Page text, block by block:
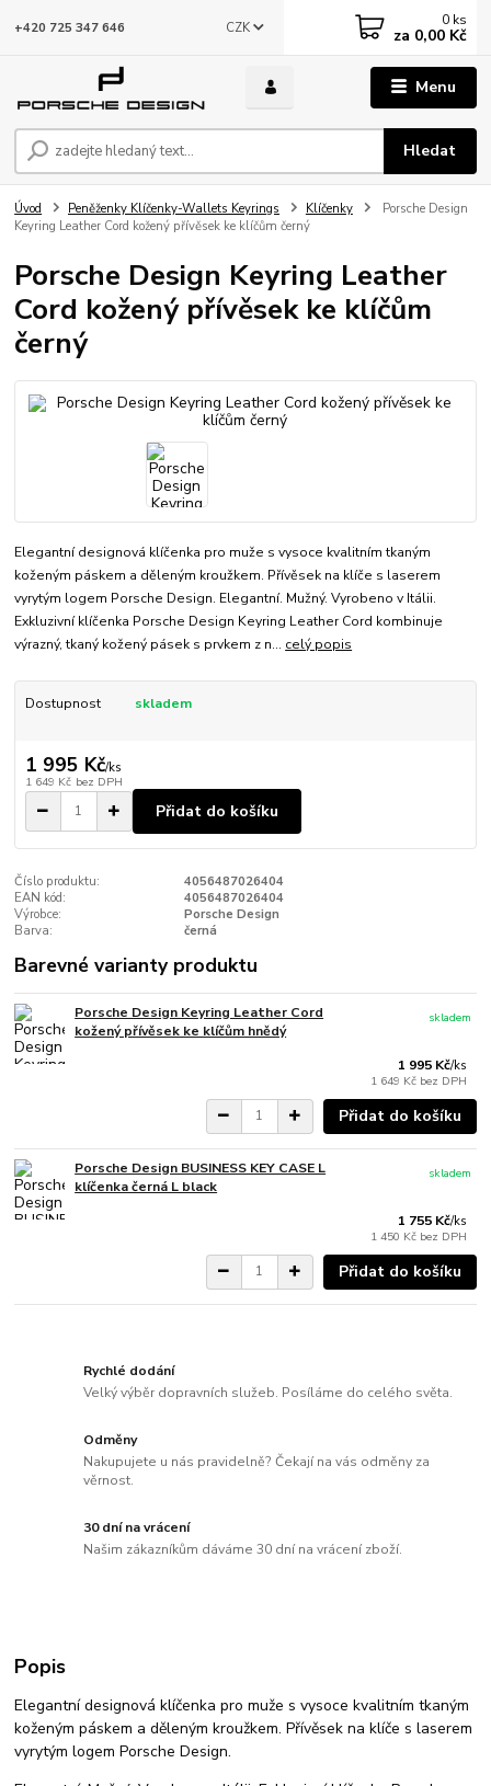
Menu
CZK
Hledat
+420 725 347 646 0 ks
za 0,00 Kč
Úvod Peněženky Klíčenky-Wallets Keyrings Klíčenky
Porsche Design
Keyring Leather Cord kožený přívěsek ke klíčům černý
Porsche Design Keyring Leather
Cord kožený přívěsek ke klíčům
černý
Elegantní designová klíčenka pro muže s vysoce kvalitním tkaným
koženým páskem a děleným kroužkem. Přívěsek na klíče s laserem
vyrytým logem Porsche Design. Elegantní. Mužný. Vyrobeno v Itálii.
Exkluzivní klíčenka Porsche Design Keyring Leather Cord kombinuje
výrazný, tkaný kožený pásek s prvkem z n... celý popis
Dostupnost skladem
1 995 Kč/ks
1 649 Kč bez DPH
Přidat do košíku
Číslo produktu:
4056487026404
EAN kód:
4056487026404
Výrobce:
Porsche Design
Barva:
černá
Barevné varianty produktu
Porsche Design Keyring Leather Cord
kožený přívěsek ke klíčům hnědý
1 995 Kč/ks
1 649 Kč bez DPH
skladem
Přidat do košíku
Porsche Design BUSINESS KEY CASE L
klíčenka černá L black
1 755 Kč/ks
1 450 Kč bez DPH
skladem
Přidat do košíku
Rychlé dodání
Velký výběr dopravních služeb. Posíláme do celého světa.
Odměny
Nakupujete u nás pravidelně? Čekají na vás odměny za
věrnost.
30 dní na vrácení
Našim zákazníkům dáváme 30 dní na vrácení zboží.
Popis
Elegantní designová klíčenka pro muže s vysoce kvalitním tkaným
koženým páskem a děleným kroužkem. Přívěsek na klíče s laserem
vyrytým logem Porsche Design.